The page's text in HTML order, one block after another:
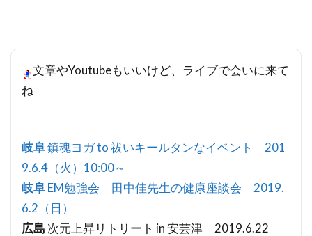
文章やYoutubeもいいけど、ライブで会いに来て
ね
岐阜鎮魂ヨガ to 祓いキールタンなイベント 201
9.6.4（火）10:00～
岐阜EM勉強会 田中佳先生の健康座談会 2019.
6.2（日）
広島 次元上昇リトリート in 安芸津 2019.6.22